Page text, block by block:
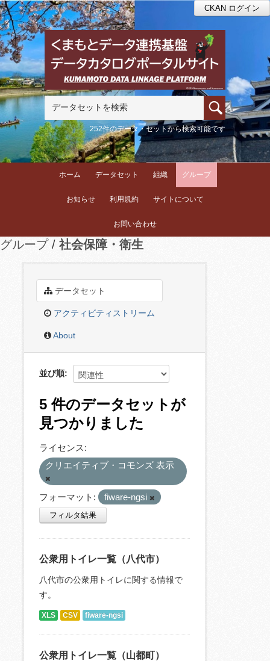
CKAN ログイン
252件のデータ・セットから検索可能です
ホーム データセット 組織 グループ
お知らせ 利用規約 サイトについて
お問い合わせ
グループ 社会保障・衛生
データセット
アクティビティストリーム
About
並び順
5 件のデータセットが
見つかりました
ライセンス:
クリエイティブ・コモンズ 表示
フォーマット: fiware-ngsi
フィルタ結果
公衆用トイレ一覧（八代市）
八代市の公衆用トイレに関する情報で
す。
XLS CSV fiware-ngsi
公衆用トイレ一覧（山都町）